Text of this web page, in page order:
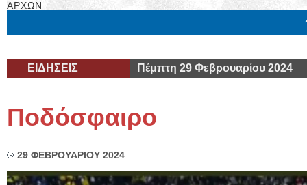
ΑΡΧΩΝ
ΕΙΔΗΣΕΙΣ Πέμπτη 29 Φεβρουαρίου 2024
Ποδόσφαιρο
29 ΦΕΒΡΟΥΑΡΙΟΥ 2024